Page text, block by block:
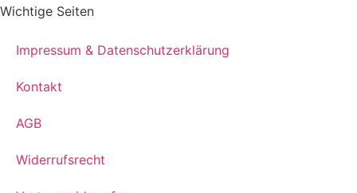
Wichtige Seiten
Impressum & Datenschutzerklärung
Kontakt
AGB
Widerrufsrecht